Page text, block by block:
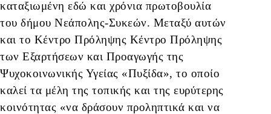
καταξιωμένη εδώ και χρόνια πρωτοβουλία
του δήμου Νεάπολης-Συκεών. Μεταξύ αυτών
και το Κέντρο Πρόληψης Κέντρο Πρόληψης
των Εξαρτήσεων και Προαγωγής της
Ψυχοκοινωνικής Υγείας «Πυξίδα», το οποίο
καλεί τα μέλη της τοπικής και της ευρύτερης
κοινότητας «να δράσουν προληπτικά και να